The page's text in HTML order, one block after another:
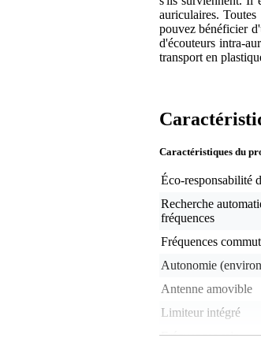
auriculaires.
pouvez bénéficier
d'écouteurs intra-
transport en
Caractéristiques du
Éco-responsabilité
Recherche
fréquences
Fréquences
Autonomie
Antenne amovible
Limiteur intégré
Fréquences min.